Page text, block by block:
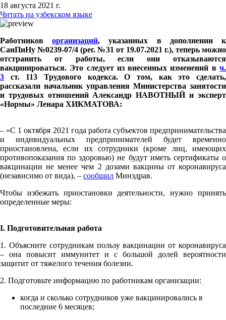
18 августа 2021 г.
Читать на узбекском языке
Работниковорганизаций, указанных в дополнении к
СанПиНу №0239-07/4 (рег. №31 от 19.07.2021 г.), теперь можно
отстранить от работы, если они отказываются
вакцинироваться. Это следует из внесенных изменений в ч.
3
ст. 113 Трудового кодекса. О том, как это сделать,
рассказали начальник управления Министерства занятости
и трудовых отношений Александр НАВОТНЫЙ и эксперт
«Нормы» Ленара ХИКМАТОВА:
­– «С 1 октября 2021 года работа субъектов предпринимательства
и индивидуальных предпринимателей будет временно
приостановлена, если их сотрудники (кроме лиц, имеющих
противопоказания по здоровью) не будут иметь сертификаты о
вакцинации не менее чем 2 дозами вакцины от коронавируса
(независимо от вида), – сообщил Минздрав.
Чтобы избежать приостановки деятельности, нужно принять
определенные меры:
I. Подготовительная работа
1. Объясните сотрудникам пользу вакцинации от коронавируса
– она повысит иммунитет и с большой долей вероятности
защитит от тяжелого течения болезни.
2. Подготовьте информацию по работникам организации:
когда и сколько сотрудников уже вакцинировались в
последние 6 месяцев;